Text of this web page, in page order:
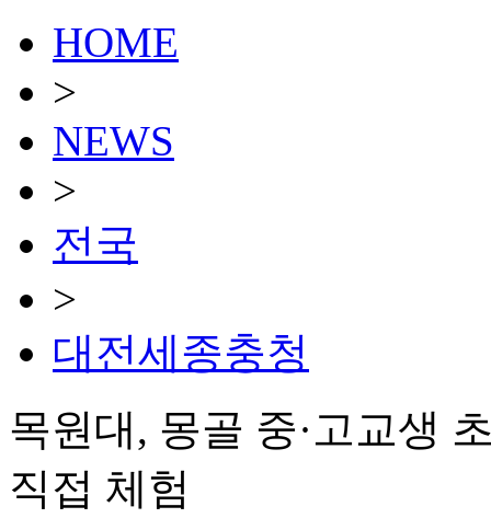
HOME
>
NEWS
>
전국
>
대전세종충청
목원대, 몽골 중·고교생
직접 체험